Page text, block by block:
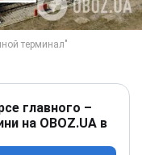
главного –
на OBOZ.UA в